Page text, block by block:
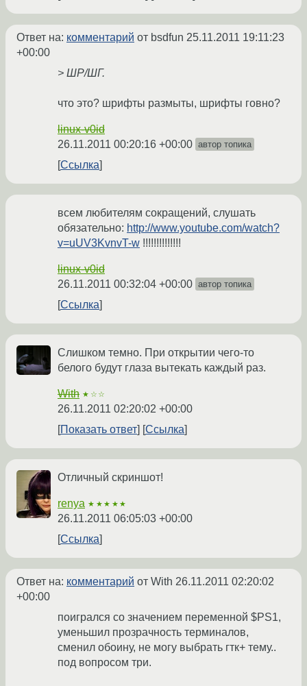
Ответ на: комментарий от bsdfun 25.11.2011 19:11:23
+00:00
> ШР/ШГ.
что это? шрифты размыты, шрифты говно?
linux-v0id
26.11.2011 00:20:16 +00:00 автор топика
Ссылка
всем любителям сокращений, слушать
обязательно: http://www.youtube.com/watch?
v=uUV3KvnvT-w !!!!!!!!!!!!!!
linux-v0id
26.11.2011 00:32:04 +00:00 автор топика
Ссылка
Слишком темно. При открытии чего-то
белого будут глаза вытекать каждый раз.
With ★☆☆
26.11.2011 02:20:02 +00:00
Показать ответ
Ссылка
Отличный скриншот!
renya ★★★★★
26.11.2011 06:05:03 +00:00
Ссылка
Ответ на: комментарий от With 26.11.2011 02:20:02
+00:00
поигрался со значением переменной $PS1,
уменьшил прозрачность терминалов,
сменил обоину, не могу выбрать гтк+ тему..
под вопросом три.